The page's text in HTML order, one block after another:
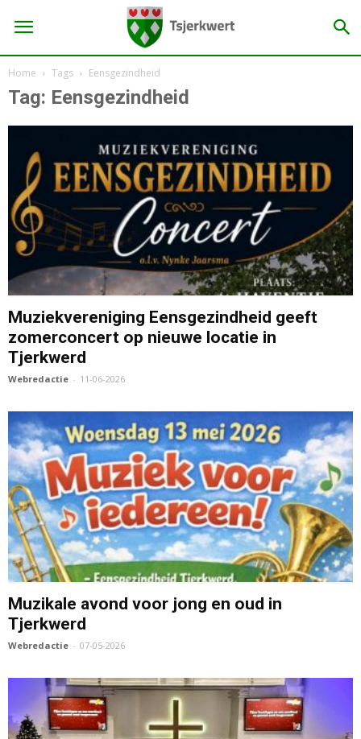
Home Tags Eensgezindheid
Tag: Eensgezindheid
Muziekvereniging Eensgezindheid geeft
zomerconcert op nieuwe locatie in
Tjerkwerd
Webredactie - 11-06-2026
Muzikale avond voor jong en oud in
Tjerkwerd
Webredactie - 07-05-2026